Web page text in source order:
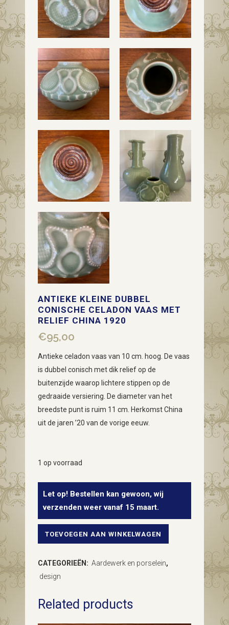
ANTIEKE KLEINE DUBBEL
CONISCHE CELADON VAAS MET
RELIEF CHINA 1920
€95,00
Antieke celadon vaas van 10 cm. hoog. De vaas
is dubbel conisch met dik relief op de
buitenzijde waarop lichtere stippen op de
gedraaide versiering. De diameter van het
breedste punt is ruim 11 cm. Herkomst China
uit de jaren ’20 van de vorige eeuw.
1 op voorraad
Let op! Bestellen kan gewoon, wij
verzenden weer vanaf 15 maart.
Antieke
dubbel
celadon
TOEVOEGEN AAN WINKELWAGEN
CATEGORIEËN: Aardewerk en porselein,
design
Related products